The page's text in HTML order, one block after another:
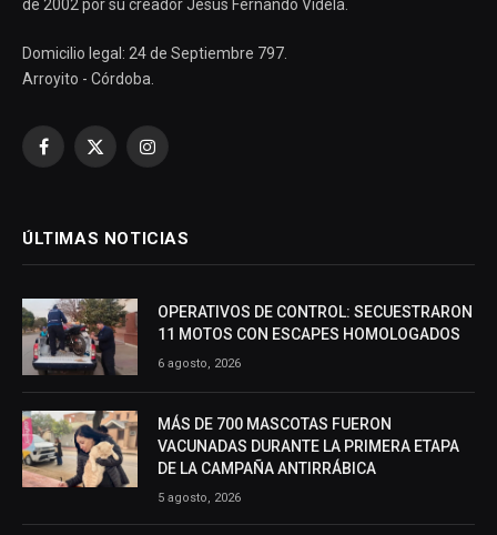
de 2002 por su creador Jesús Fernando Videla.
Domicilio legal: 24 de Septiembre 797.
Arroyito - Córdoba.
Facebook
X
Instagram
ÚLTIMAS NOTICIAS
OPERATIVOS DE CONTROL: SECUESTRARON
11 MOTOS CON ESCAPES HOMOLOGADOS
6 agosto, 2026
MÁS DE 700 MASCOTAS FUERON
VACUNADAS DURANTE LA PRIMERA ETAPA
DE LA CAMPAÑA ANTIRRÁBICA
5 agosto, 2026